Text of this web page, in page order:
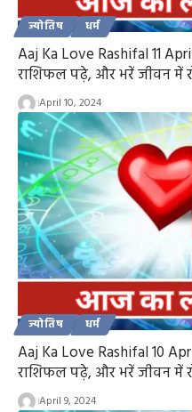
ज्योतिष धर्म
Aaj Ka Love Rashifal 11
राशिफल पढ़े, और भरें जीवन में
April 10, 2024
ज्योतिष धर्म
Aaj Ka Love Rashifal 10
राशिफल पढ़े, और भरें जीवन में
April 9, 2024